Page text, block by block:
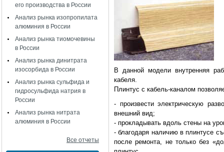
его производства в России
Анализ рынка изопропилата
алюминия в России
Анализ рынка тиомочевины
в России
Анализ рынка динитрата
изосорбида в России
Анализ рынка сульфида и
гидросульфида натрия в
России
Анализ рынка нитрата
алюминия в России
Все отчеты
В данной модели внутренняя
кабеля.
Плинтус с кабель-каналом
- произвести электрическую
внешний вид;
- прокладывать вдоль стены на
- благодаря наличию в плинтусе
после ремонта, не только без